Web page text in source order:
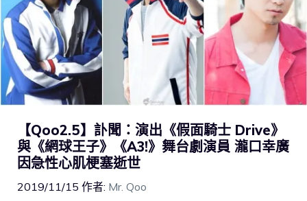
【Qoo2.5】訃聞：演出《假面騎士 Drive》
與《網球王子》《A3!》舞台劇演員 瀧口幸廣
因急性心肌梗塞逝世
2019/11/15 作者: Mr. Qoo